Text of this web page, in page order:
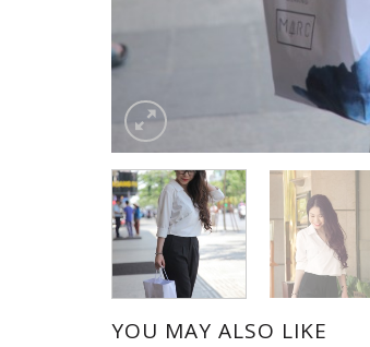
YOU MAY ALSO LIKE